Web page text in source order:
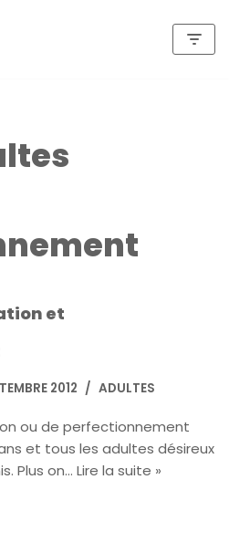
et
2012 ADULTES
ou de perfectionnement
et tous les adultes désireux
Plus on… Lire la suite »